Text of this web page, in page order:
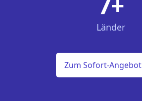
Länder
Zum Sofort-Angebot